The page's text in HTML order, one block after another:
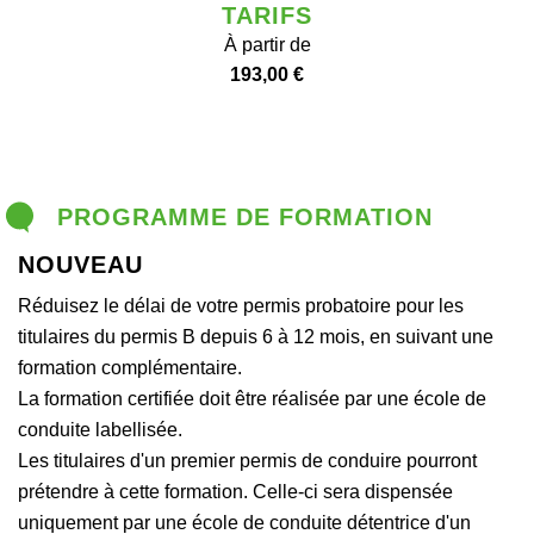
TARIFS
À partir de
193,00 €
PROGRAMME DE FORMATION
NOUVEAU
Réduisez le délai de votre permis probatoire pour les
titulaires du permis B depuis 6 à 12 mois, en suivant une
formation complémentaire.
La formation certifiée doit être réalisée par une école de
conduite labellisée.
Les titulaires d'un premier permis de conduire pourront
prétendre à cette formation. Celle-ci sera dispensée
uniquement par une école de conduite détentrice d'un